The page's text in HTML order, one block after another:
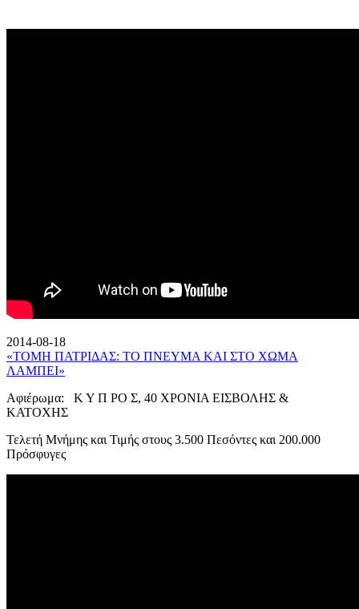
2014-08-18
«ΤΟΜΗ ΠΑΤΡΙΔΑΣ: ΤΟ ΠΝΕΥΜΑ ΚΑΙ ΣΤΟ ΧΩΜΑ
ΛΑΜΠΕΙ»
Αφιέρωμα: Κ Υ Π ΡΟ Σ, 40 ΧΡΟΝΙΑ ΕΙΣΒΟΛΗΣ &
ΚΑΤΟΧΗΣ
Τελετή Μνήμης και Τιμής στους 3.500 Πεσόντες και 200.000
Πρόσφυγες